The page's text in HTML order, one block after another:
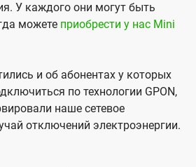
У каждого они могут быть
можете приобрести у нас Mini
и об абонентах у которых
по технологии GPON,
наше сетевое
отключений электроэнергии.